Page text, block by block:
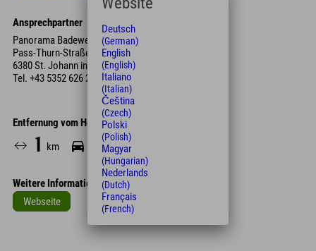
Ansprechpartner
Panorama Badewelt Kunsteisbahn
Pass-Thurn-Straße 3
6380 St. Johann in Tirol
Tel. +43 5352 626 25
Entfernung vom Hotel
1 km 5 Min.
Weitere Informationen
Webseite
Leaflet| Map data © OpenStreetMap contributors
Deutsch
(German)
English
(English)
Italiano
(Italian)
Čeština
(Czech)
Polski
(Polish)
Magyar
(Hungarian)
Nederlands
(Dutch)
Français
(French)